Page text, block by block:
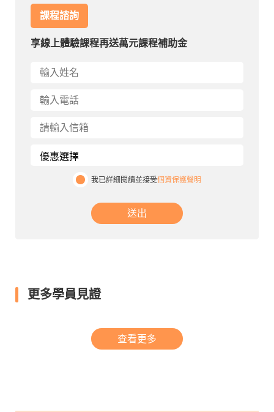
課程諮詢
享線上體驗課程再送萬元課程補助金
我已詳細閱讀並接受個資保護聲明
送出
更多學員見證
查看更多